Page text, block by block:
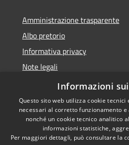
Amministrazione trasparente
Albo pretorio
Informativa privacy
Note legali
Dichiarazione di accessibilità
Informazioni
Questo sito web utilizza cookie
necessari al corretto funzionamento
nonché un cookie tecnico analitico
informazioni statistiche,
Per maggiori dettagli, può consultare la